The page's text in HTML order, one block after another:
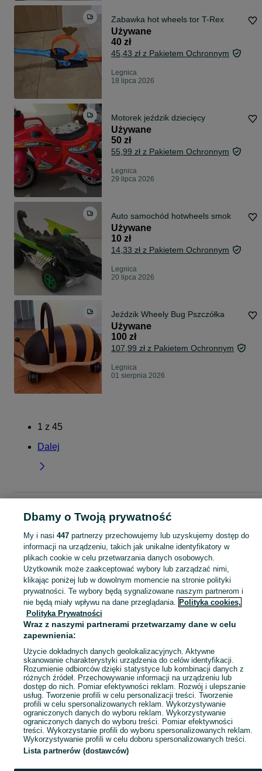
Zabawka hot wheels tor T-Rex
Używane
40 zł
45,43 zł z Pakietem Ochronnym
Legnica
18 lipca 2026
Motorek jeździk dziecięcy
Używane
50 zł
55,99 zł z Pakietem Ochronnym
Legnica
29 lipca 2026
Auto samochód hotwheels smok
Używane
10 zł
14,33 zł z Pakietem Ochronnym
Legnica
20 lipca 2026
Jeździk Wheely Bug Pszczółka
Używane
100 zł
107,99 zł z Pakietem Ochronnym
Legnica
01 sierpnia 2026
1 z 45
Dalej
pojazdy - Dolnośląskie
Samochody i pojazdy - Legnica
KATEGORIA
domek ogrodowy dla dzieci,basen z kulkami,zabawki ogrodowe,zabawki
Zobacz
Mapa kategorii
Mapa miejscowości
Mapa ministron
Popularne wyszukiwania
Dbamy o Twoją prywatność
My i nasi 447partnerzy przechowujemy lub uzyskujemy dostęp do
informacji na urządzeniu, takich jak unikalne identyfikatory w
plikach cookie w celu przetwarzania danych osobowych.
Użytkownik może zaakceptować wybory lub zarządzać nimi,
klikając poniżej lub w dowolnym momencie na stronie polityki
prywatności. Te wybory będą sygnalizowane naszym partnerom i
nie będą miały wpływu na dane przeglądania. Polityka cookies,
Polityka Prywatności
Wraz z naszymi partnerami przetwarzamy dane w celu
zapewnienia:
Użycie dokładnych danych geolokalizacyjnych. Aktywne
skanowanie charakterystyki urządzenia do celów identyfikacji.
Rozumienie odbiorców dzięki statystyce lub kombinacji danych z
różnych źródeł. Przechowywanie informacji na urządzeniu lub
dostęp do nich. Pomiar efektywności reklam. Rozwój i ulepszanie
usług. Tworzenie profili w celu personalizacji treści. Tworzenie
profili w celu spersonalizowanych reklam. Wykorzystywanie
ograniczonych danych do wyboru reklam. Wykorzystywanie
ograniczonych danych do wyboru treści. Pomiar efektywności
treści. Wykorzystanie profili do wyboru spersonalizowanych reklam.
Wykorzystywanie profili w celu doboru spersonalizowanych treści.
Lista partnerów (dostawców)